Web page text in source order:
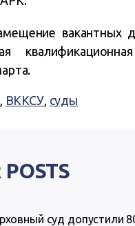
вакантных
, ВККСУ, суды
суд допустили